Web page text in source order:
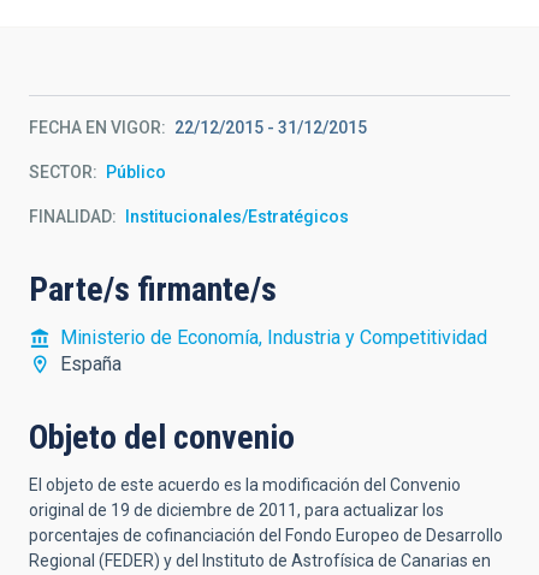
FECHA EN VIGOR 22/12/2015 - 31/12/2015
SECTOR Público
FINALIDAD Institucionales/Estratégicos
Parte/s firmante/s
Ministerio de Economía, Industria y Competitividad
España
Objeto del convenio
El objeto de este acuerdo es la modificación del Convenio
original de 19 de diciembre de 2011, para actualizar los
porcentajes de cofinanciación del Fondo Europeo de Desarrollo
Regional (FEDER) y del Instituto de Astrofísica de Canarias en